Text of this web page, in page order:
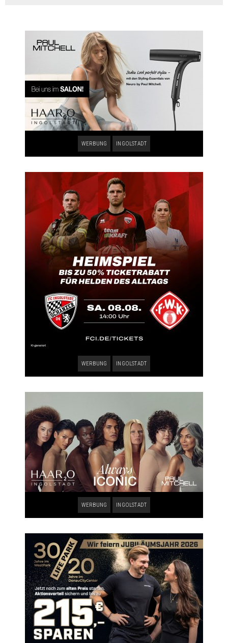
WERBUNG INGOLSTADT
WERBUNG INGOLSTADT
WERBUNG INGOLSTADT